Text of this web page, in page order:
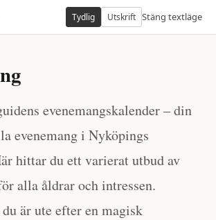
Tydlig Utskrift Stäng textläge
evenemangskalender – din
evenemang i Nyköpings
hittar du ett varierat utbud av
alla åldrar och intressen.
är ute efter en magisk